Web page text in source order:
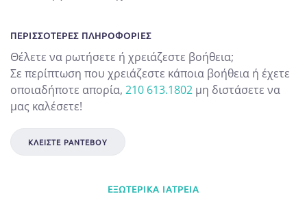
ΠΕΡΙΣΣΌΤΕΡΕΣ ΠΛΗΡΟΦΟΡΊΕΣ
Θέλετε να ρωτήσετε ή χρειάζεστε βοήθεια;
Σε περίπτωση που χρειάζεστε κάποια βοήθεια ή έχετε
οποιαδήποτε απορία, 210 613.1802 μη διστάσετε να
μας καλέσετε!
ΚΛΕΊΣΤΕ ΡΑΝΤΕΒΟΎ
ΕΞΩΤΕΡΙΚΆ ΙΑΤΡΕΊΑ